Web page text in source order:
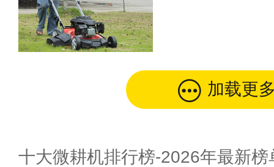
加载更
十大微耕机排行榜-2026年最新榜